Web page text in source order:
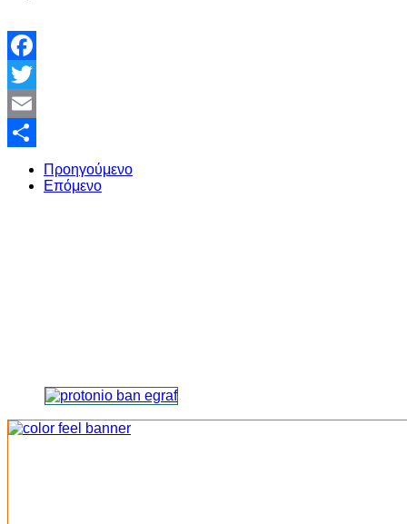
Facebook
Twitter
Email
Share
Προηγούμενο
Επόμενο